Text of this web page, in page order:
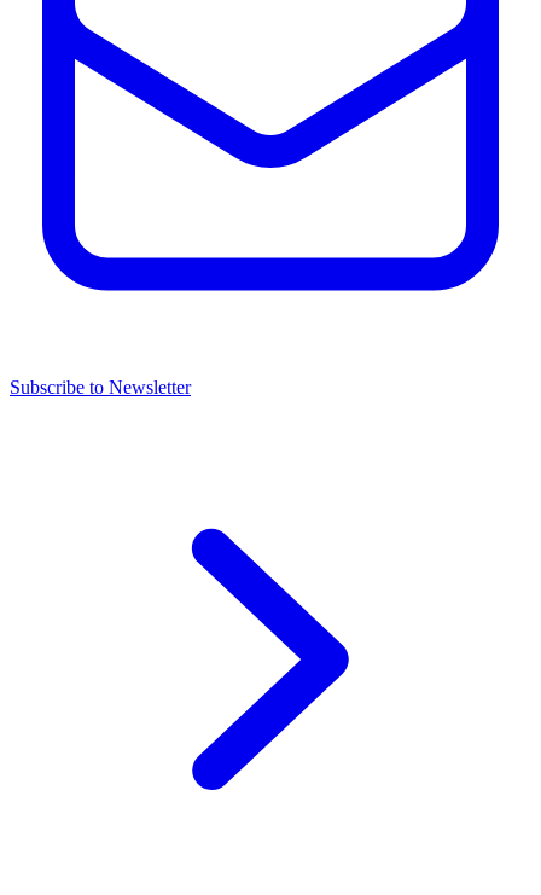
Subscribe to Newsletter